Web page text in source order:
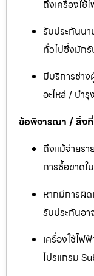
ถึงเครื่องใช้
รับประกันน
ทั่วไปซึ่งมัก
มีบริการช่า
อะไหล่ / บำ
ข้อพิจารณา / สิ่งที่
ถึงแม้จ่ายรา
การซื้อขาด
หากมีการผิด
รับประกันอ
เครื่องใช้ไฟ
โปรแกรม